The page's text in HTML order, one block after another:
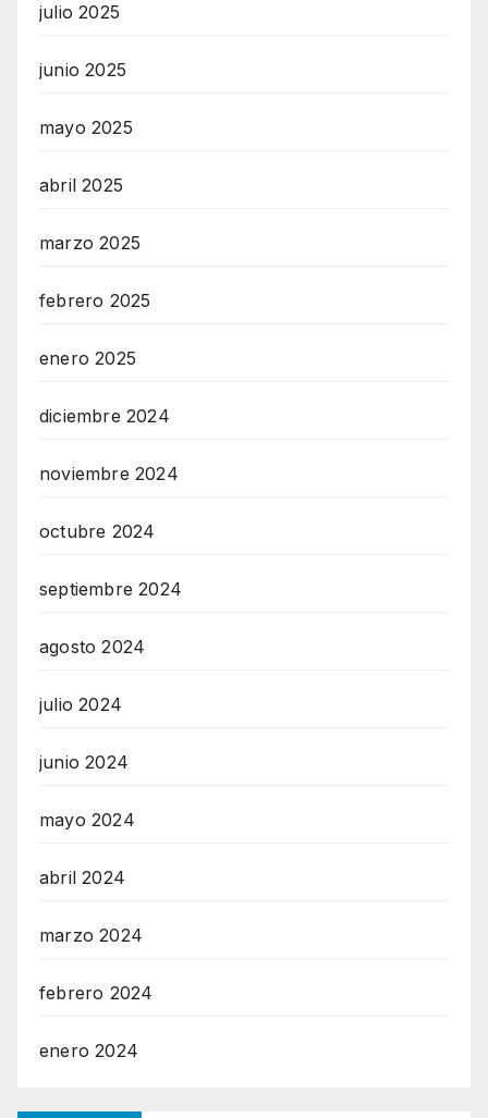
julio 2025
junio 2025
mayo 2025
abril 2025
marzo 2025
febrero 2025
enero 2025
diciembre 2024
noviembre 2024
octubre 2024
septiembre 2024
agosto 2024
julio 2024
junio 2024
mayo 2024
abril 2024
marzo 2024
febrero 2024
enero 2024